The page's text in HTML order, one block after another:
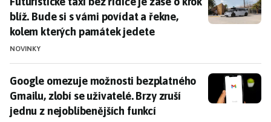
blíž. Bude si s vámi povídat a řekne,
kolem kterých památek jedete
NOVINKY
Google omezuje možnosti bezplatného Gmailu,
Google omezuje možnosti bezplatného
Gmailu, zlobí se uživatelé. Brzy zruší
jednu z nejoblíbenějších funkcí